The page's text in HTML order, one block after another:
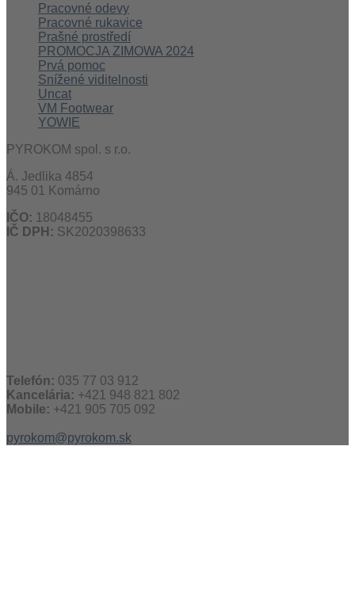
Pracovné odevy
Pracovné rukavice
Prašné prostředí
PROMOCJA ZIMOWA 2024
Prvá pomoc
Snížené viditelnosti
Uncat
VM Footwear
YOWIE
PYROKOM spol. s r.o.
Á. Jedlika 4854
945 01 Komárno
IČO: 18048455
IČ DPH: SK2020398633
Telefón: 035 77 03 912
Kancelária: +421 948 821 802
Mobile: +421 905 705 092
pyrokom@pyrokom.sk